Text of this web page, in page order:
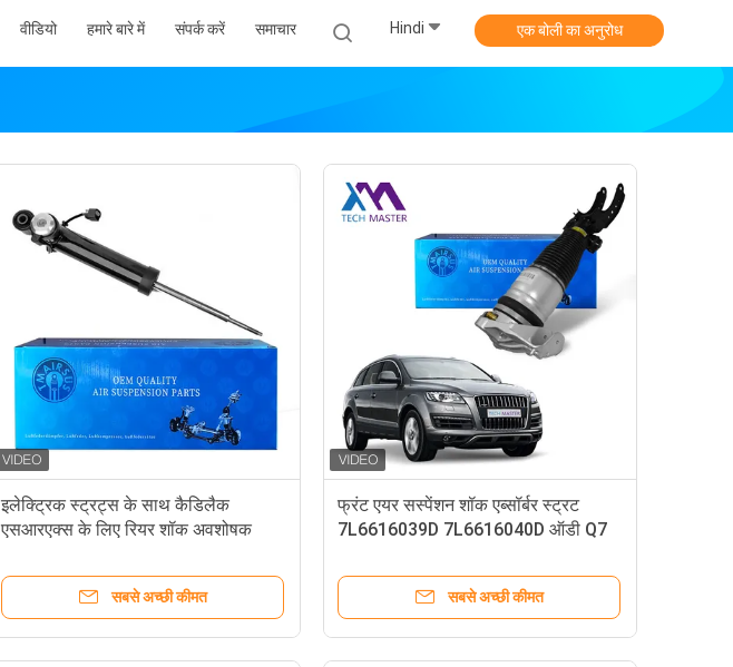
वीडियो हमारे बारे में संपर्क करें समाचार Hindi एक बोली का अनुरोध
इलेक्ट्रिक स्ट्रट्स के साथ कैडिलैक
एसआरएक्स के लिए रियर शॉक अवशोषक
सबसे अच्छी कीमत
फ्रंट एयर सस्पेंशन शॉक एब्सॉर्बर स्ट्रट
7L6616039D 7L6616040D ऑडी Q7
2002-2010
सबसे अच्छी कीमत